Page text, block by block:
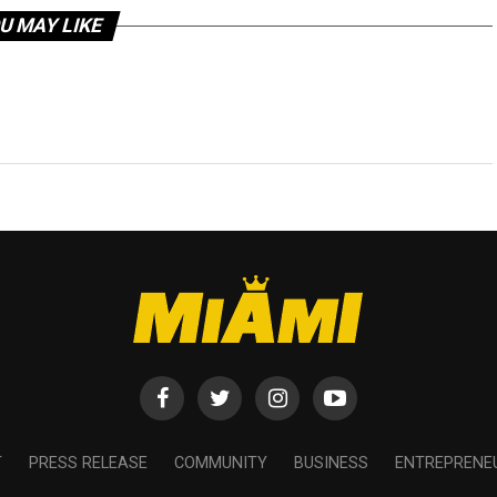
MAY LIKE
PRESS RELEASE COMMUNITY BUSINESS